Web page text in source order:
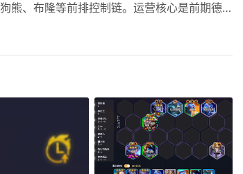
熊、布隆等前排控制链。运营核心是前期德
找齐高费卡，2星瑞兹基本锁定前二。建议在